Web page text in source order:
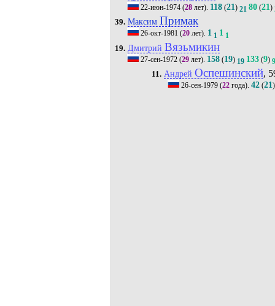
22-июн-1974(28лет). 118(21) 21 80(21)
39. Максим Примак
26-окт-1981 (20лет). 1 1 1 1
19. Дмитрий Вязьмикин
27-сен-1972(29лет). 158(19) 19 133(9) 9
11. Андрей Оспешинский,
26-сен-1979 (22 года).42 (21)